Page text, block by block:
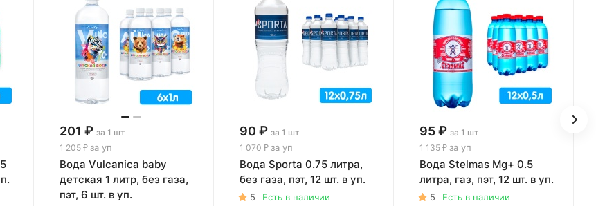
201 ₽ за 1 шт
1 205 ₽ за уп
Вода Vulcanica baby
детская 1 литр, без газа,
пэт, 6 шт. в уп.
90 ₽ за 1 шт
1 070 ₽ за уп
Вода Sporta 0.75 литра,
без газа, пэт, 12 шт. в уп.
5
Есть в наличии
95 ₽ за 1 шт
1 135 ₽ за уп
Вода Stelmas Mg+ 0.5
литра, газ, пэт, 12 шт. в уп.
5
Есть в наличии